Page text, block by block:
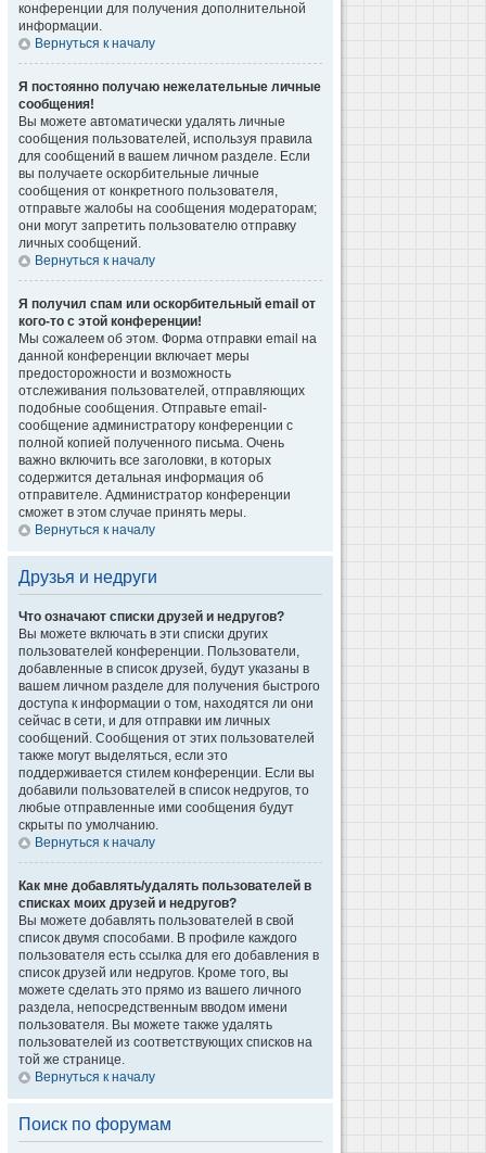
конференции для получения дополнительной
информации.
Вернуться к началу
Я постоянно получаю нежелательные личные
сообщения!
Вы можете автоматически удалять личные
сообщения пользователей, используя правила
для сообщений в вашем личном разделе. Если
вы получаете оскорбительные личные
сообщения от конкретного пользователя,
отправьте жалобы на сообщения модераторам;
они могут запретить пользователю отправку
личных сообщений.
Вернуться к началу
Я получил спам или оскорбительный email от
кого-то с этой конференции!
Мы сожалеем об этом. Форма отправки email на
данной конференции включает меры
предосторожности и возможность
отслеживания пользователей, отправляющих
подобные сообщения. Отправьте email-
сообщение администратору конференции с
полной копией полученного письма. Очень
важно включить все заголовки, в которых
содержится детальная информация об
отправителе. Администратор конференции
сможет в этом случае принять меры.
Вернуться к началу
Друзья и недруги
Что означают списки друзей и недругов?
Вы можете включать в эти списки других
пользователей конференции. Пользователи,
добавленные в список друзей, будут указаны в
вашем личном разделе для получения быстрого
доступа к информации о том, находятся ли они
сейчас в сети, и для отправки им личных
сообщений. Сообщения от этих пользователей
также могут выделяться, если это
поддерживается стилем конференции. Если вы
добавили пользователей в список недругов, то
любые отправленные ими сообщения будут
скрыты по умолчанию.
Вернуться к началу
Как мне добавлять/удалять пользователей в
списках моих друзей и недругов?
Вы можете добавлять пользователей в свой
список двумя способами. В профиле каждого
пользователя есть ссылка для его добавления в
список друзей или недругов. Кроме того, вы
можете сделать это прямо из вашего личного
раздела, непосредственным вводом имени
пользователя. Вы можете также удалять
пользователей из соответствующих списков на
той же странице.
Вернуться к началу
Поиск по форумам